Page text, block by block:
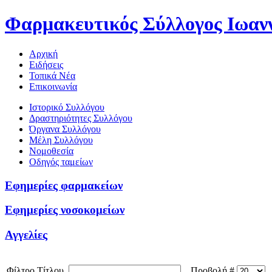
Φαρμακευτικός Σύλλογος
Αρχική
Ειδήσεις
Τοπικά Νέα
Επικοινωνία
Ιστορικό Συλλόγου
Δραστηριότητες Συλλόγου
Όργανα Συλλόγου
Μέλη Συλλόγου
Νομοθεσία
Οδηγός ταμείων
Εφημερίες φαρμακείων
Εφημερίες νοσοκομείων
Αγγελίες